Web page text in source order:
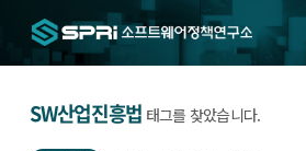
SW산업진흥법 태그를 찾았습니다.